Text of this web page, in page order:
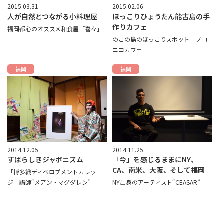
2015.03.31
人が自然とつながる小料理屋
福岡都心のオススメ和食屋「喜々」
2015.02.06
ほっこりひょうたん能古島の手
作りカフェ
のこの島のほっこりスポット「ノコ
ニコカフェ」
福岡
2014.12.05
すばらしきジャポニズム
「博多織ディベロプメントカレッ
ジ」講師“メアン・マグダレン”
福岡
2014.11.25
「今」を感じるままにNY、
CA、南米、大阪、そして福岡
NY出身のアーティスト“CEASAR”